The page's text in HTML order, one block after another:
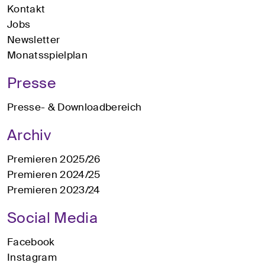
Kontakt
Jobs
Newsletter
Monatsspielplan
Presse
Presse- & Downloadbereich
Archiv
Premieren 2025/26
Premieren 2024/25
Premieren 2023/24
Social Media
Facebook
Instagram